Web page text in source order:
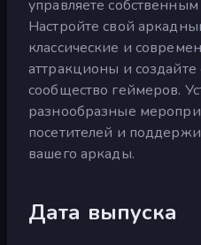
управляете
Настройте свой
классические и
аттракционы и
сообщество геймеров.
разнообразные
посетителей и
вашего аркады.
Дата выпуска